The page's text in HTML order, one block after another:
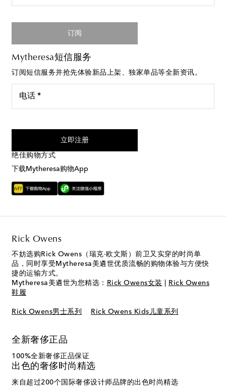
订阅
Mytheresa短信服务
订阅短信服务并抢先体验新品上架、独家单品等全新资讯。
电话 *
立即注册
绝佳购物方式
下载Mytheresa购物App
Rick Owens
不妨选购Rick Owens（瑞克·欧文斯）前卫又实穿的时尚单
品，同时享受Mytheresa美遴世优质流畅的购物体验与方便快
捷的运输方式。
Mytheresa美遴世为您精选：
Rick Owens女装
Rick Owens
鞋履
Rick Owens男士系列 Rick Owens Kids儿童系列
全新奢侈正品
100%全新奢侈正品保证
出色的奢侈时尚精选
来自超过200个国际奢侈设计师品牌的出色时尚精选